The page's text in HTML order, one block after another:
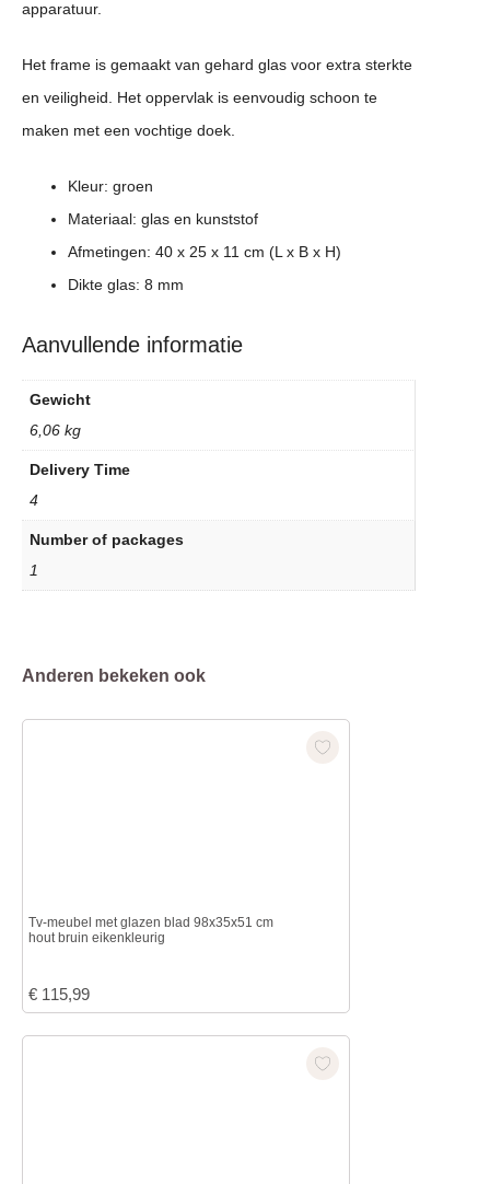
apparatuur.
Het frame is gemaakt van gehard glas voor extra sterkte
en veiligheid. Het oppervlak is eenvoudig schoon te
maken met een vochtige doek.
Kleur: groen
Materiaal: glas en kunststof
Afmetingen: 40 x 25 x 11 cm (L x B x H)
Dikte glas: 8 mm
Aanvullende informatie
Gewicht
6,06 kg
Delivery Time
4
Number of packages
1
Anderen bekeken ook
Tv-meubel met glazen blad 98x35x51 cm
hout bruin eikenkleurig
€ 115,99